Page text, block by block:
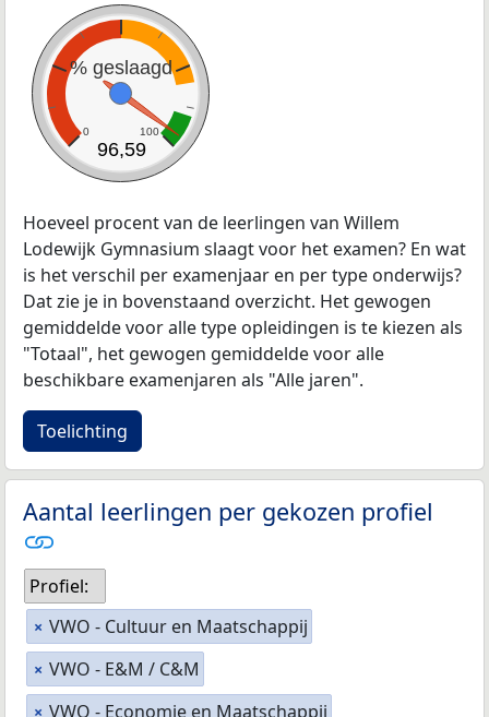
% geslaagd
0 100
96,59
Hoeveel procent van de leerlingen van Willem
Lodewijk Gymnasium slaagt voor het examen? En wat
is het verschil per examenjaar en per type onderwijs?
Dat zie je in bovenstaand overzicht. Het gewogen
gemiddelde voor alle type opleidingen is te kiezen als
"Totaal", het gewogen gemiddelde voor alle
beschikbare examenjaren als "Alle jaren".
Toelichting
Aantal leerlingen per gekozen profiel
Profiel:
× VWO - Cultuur en Maatschappij
× VWO - E&M / C&M
× VWO - Economie en Maatschappij